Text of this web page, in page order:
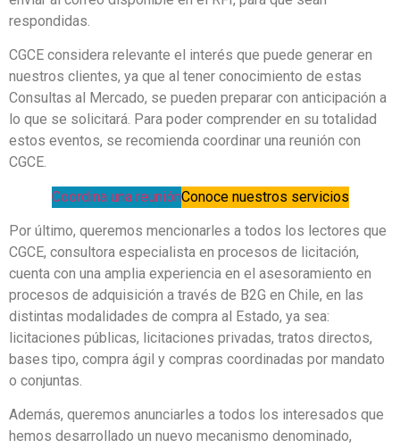
respondidas.
CGCE considera relevante el interés que puede generar en
nuestros clientes, ya que al tener conocimiento de estas
Consultas al Mercado, se pueden preparar con anticipación a
lo que se solicitará. Para poder comprender en su totalidad
estos eventos, se recomienda coordinar una reunión con
CGCE.
Coordina una reuniónConoce nuestros servicios
Por último, queremos mencionarles a todos los lectores que
CGCE, consultora especialista en procesos de licitación,
cuenta con una amplia experiencia en el asesoramiento en
procesos de adquisición a través de B2G en Chile, en las
distintas modalidades de compra al Estado, ya sea:
licitaciones públicas, licitaciones privadas, tratos directos,
bases tipo, compra ágil y compras coordinadas por mandato
o conjuntas.
Además, queremos anunciarles a todos los interesados que
hemos desarrollado un nuevo mecanismo denominado,